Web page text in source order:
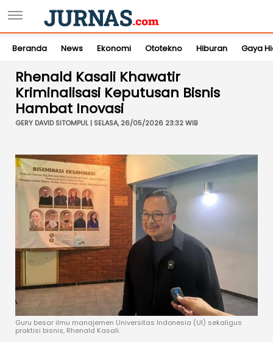
Beranda News Ekonomi Ototekno Hiburan Gaya
Rhenald Kasali Khawatir
Kriminalisasi Keputusan Bisnis
Hambat Inovasi
GERY DAVID SITOMPUL | SELASA, 26/05/2026 23:32 WIB
Guru besar ilmu manajemen Universitas Indonesia (UI) sekaligus
praktisi bisnis, Rhenald Kasali.